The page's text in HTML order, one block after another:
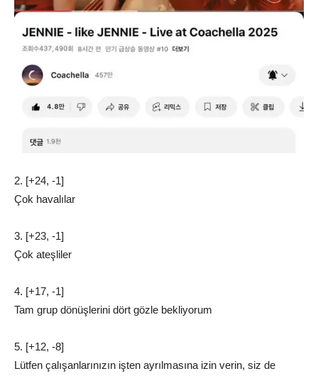
2. [+24, -1]
Çok havalılar
3. [+23, -1]
Çok ateşliler
4. [+17, -1]
Tam grup dönüşlerini dört gözle bekliyorum
5. [+12, -8]
Lütfen çalışanlarınızın işten ayrılmasına izin verin, siz de